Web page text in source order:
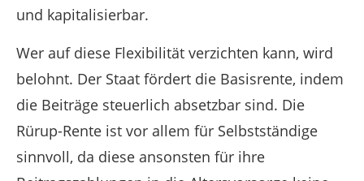
und kapitalisierbar.
Wer auf diese Flexibilität verzichten kann, wird
belohnt. Der Staat fördert die Basisrente, indem
die Beiträge steuerlich absetzbar sind. Die
Rürup-Rente ist vor allem für Selbstständige
sinnvoll, da diese ansonsten für ihre